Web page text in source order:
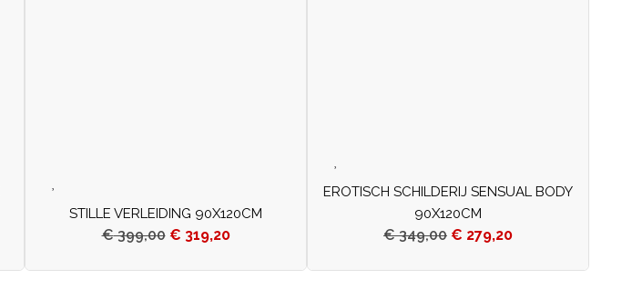
STILLE VERLEIDING 90X120CM
€399,00 € 319,20
EROTISCH SCHILDERIJ SENSUAL BODY
90X120CM
€349,00 € 279,20